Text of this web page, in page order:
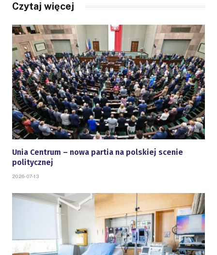
Czytaj więcej
Unia Centrum – nowa partia na polskiej scenie
politycznej
2026-07-13